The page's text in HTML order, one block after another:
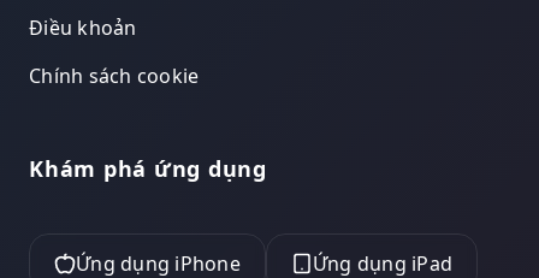
Điều khoản
Chính sách cookie
Khám phá ứng dụng
Ứng dụng iPhone Ứng dụng iPad